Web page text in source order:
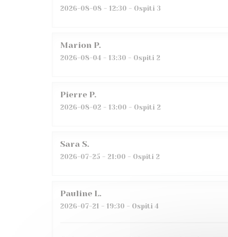
2026-08-08 - 12:30 - Ospiti 3
Marion P
2026-08-04 - 13:30 - Ospiti 2
Pierre P
2026-08-02 - 13:00 - Ospiti 2
Sara S
2026-07-25 - 21:00 - Ospiti 2
Pauline L
2026-07-21 - 19:30 - Ospiti 4